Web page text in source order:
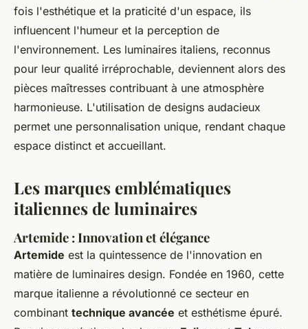
fois l'esthétique et la praticité d'un espace, ils
influencent l'humeur et la perception de
l'environnement. Les luminaires italiens, reconnus
pour leur qualité irréprochable, deviennent alors des
pièces maîtresses contribuant à une atmosphère
harmonieuse. L'utilisation de designs audacieux
permet une personnalisation unique, rendant chaque
espace distinct et accueillant.
Les marques emblématiques
italiennes de luminaires
Artemide : Innovation et élégance
Artemide est la quintessence de l'innovation en
matière de luminaires design. Fondée en 1960, cette
marque italienne a révolutionné ce secteur en
combinant technique avancée et esthétisme épuré.